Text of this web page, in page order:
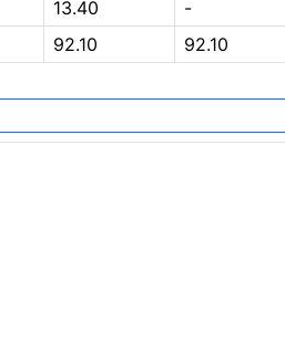
13.40
-
92.10
92.10